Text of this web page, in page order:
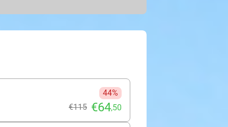
helpt je lichaam tot rust te
van 75 minuten is inclusief een
44%
€115 €64,50